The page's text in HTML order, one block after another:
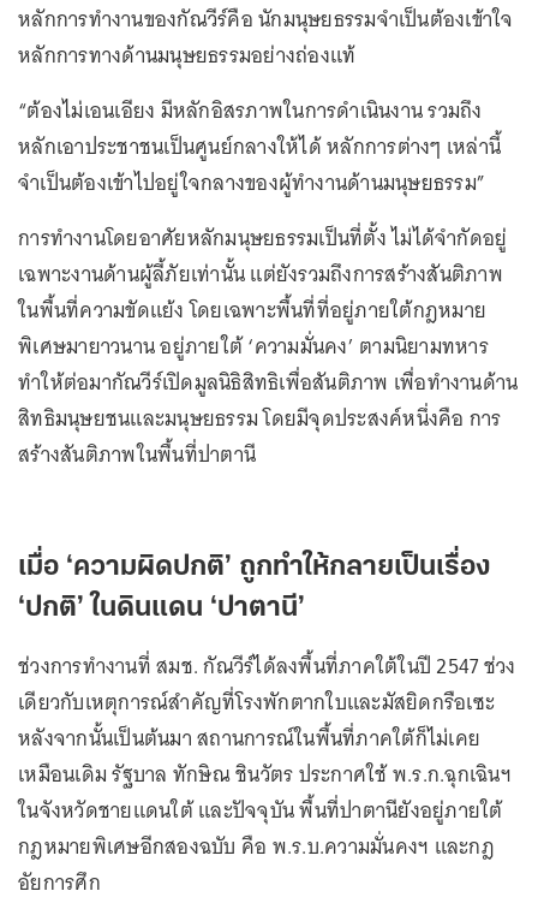
หลักการทำงานของกัณวีร์คือ นักมนุษยธรรมจำเป็นต้องเข้าใจ
หลักการทางด้านมนุษยธรรมอย่างถ่องแท้
“ต้องไม่เอนเอียง มีหลักอิสรภาพในการดำเนินงาน รวมถึง
หลักเอาประชาชนเป็นศูนย์กลางให้ได้ หลักการต่างๆ เหล่านี้
จำเป็นต้องเข้าไปอยู่ใจกลางของผู้ทำงานด้านมนุษยธรรม”
การทำงานโดยอาศัยหลักมนุษยธรรมเป็นที่ตั้ง ไม่ได้จำกัดอยู่
เฉพาะงานด้านผู้ลี้ภัยเท่านั้น แต่ยังรวมถึงการสร้างสันติภาพ
ในพื้นที่ความขัดแย้ง โดยเฉพาะพื้นที่ที่อยู่ภายใต้กฎหมาย
พิเศษมายาวนาน อยู่ภายใต้ ‘ความมั่นคง’ ตามนิยามทหาร
ทำให้ต่อมากัณวีร์เปิดมูลนิธิสิทธิเพื่อสันติภาพ เพื่อทำงานด้าน
สิทธิมนุษยชนและมนุษยธรรม โดยมีจุดประสงค์หนึ่งคือ การ
สร้างสันติภาพในพื้นที่ปาตานี
เมื่อ ‘ความผิดปกติ’ ถูกทำให้กลายเป็นเรื่อง
‘ปกติ’ ในดินแดน ‘ปาตานี’
ช่วงการทำงานที่ สมช. กัณวีร์ได้ลงพื้นที่ภาคใต้ในปี 2547 ช่วง
เดียวกับเหตุการณ์สำคัญที่โรงพักตากใบและมัสยิดกรือเซะ
หลังจากนั้นเป็นต้นมา สถานการณ์ในพื้นที่ภาคใต้ก็ไม่เคย
เหมือนเดิม รัฐบาล ทักษิณ ชินวัตร ประกาศใช้ พ.ร.ก.ฉุกเฉินฯ
ในจังหวัดชายแดนใต้ และปัจจุบัน พื้นที่ปาตานียังอยู่ภายใต้
กฎหมายพิเศษอีกสองฉบับ คือ พ.ร.บ.ความมั่นคงฯ และกฎ
อัยการศึก